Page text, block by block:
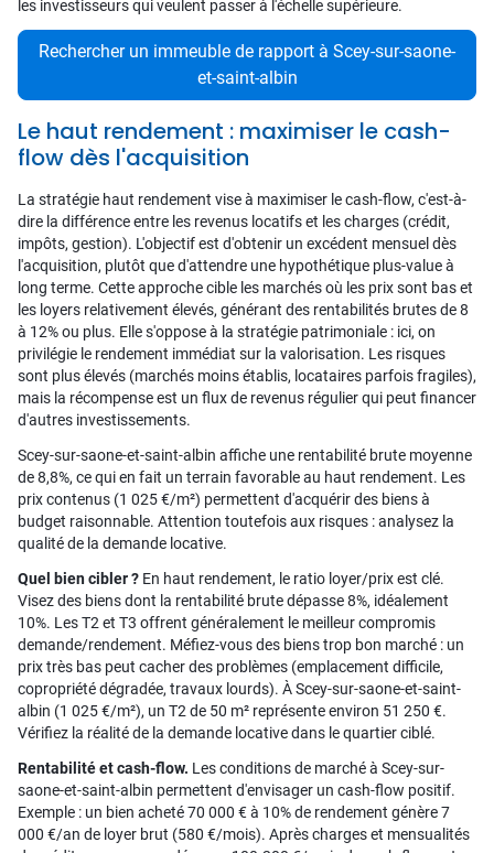
les investisseurs qui veulent passer à l'échelle supérieure.
Rechercher un immeuble de rapport à Scey-sur-saone-
et-saint-albin
Le haut rendement : maximiser le cash-
flow dès l'acquisition
La stratégie haut rendement vise à maximiser le cash-flow, c'est-à-
dire la différence entre les revenus locatifs et les charges (crédit,
impôts, gestion). L'objectif est d'obtenir un excédent mensuel dès
l'acquisition, plutôt que d'attendre une hypothétique plus-value à
long terme. Cette approche cible les marchés où les prix sont bas et
les loyers relativement élevés, générant des rentabilités brutes de 8
à 12% ou plus. Elle s'oppose à la stratégie patrimoniale : ici, on
privilégie le rendement immédiat sur la valorisation. Les risques
sont plus élevés (marchés moins établis, locataires parfois fragiles),
mais la récompense est un flux de revenus régulier qui peut financer
d'autres investissements.
Scey-sur-saone-et-saint-albin affiche une rentabilité brute moyenne
de 8,8%, ce qui en fait un terrain favorable au haut rendement. Les
prix contenus (1 025 €/m²) permettent d'acquérir des biens à
budget raisonnable. Attention toutefois aux risques : analysez la
qualité de la demande locative.
Quel bien cibler ? En haut rendement, le ratio loyer/prix est clé.
Visez des biens dont la rentabilité brute dépasse 8%, idéalement
10%. Les T2 et T3 offrent généralement le meilleur compromis
demande/rendement. Méfiez-vous des biens trop bon marché : un
prix très bas peut cacher des problèmes (emplacement difficile,
copropriété dégradée, travaux lourds). À Scey-sur-saone-et-saint-
albin (1 025 €/m²), un T2 de 50 m² représente environ 51 250 €.
Vérifiez la réalité de la demande locative dans le quartier ciblé.
Rentabilité et cash-flow. Les conditions de marché à Scey-sur-
saone-et-saint-albin permettent d'envisager un cash-flow positif.
Exemple : un bien acheté 70 000 € à 10% de rendement génère 7
000 €/an de loyer brut (580 €/mois). Après charges et mensualités